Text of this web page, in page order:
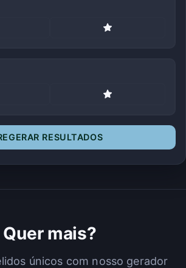
RESULTADOS
Quer mais?
únicos com nosso gerador